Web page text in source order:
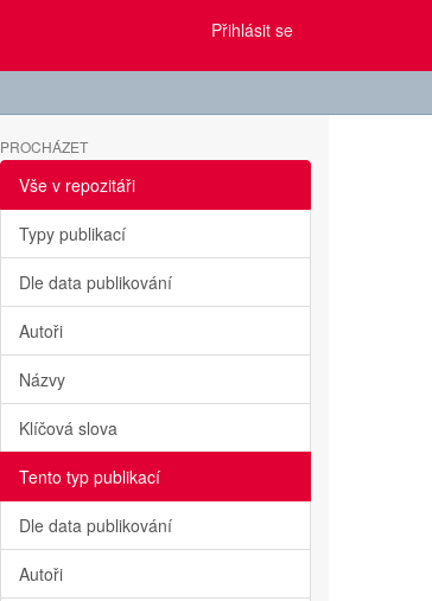
Přihlásit se
PROCHÁZET
Vše v repozitáři
Typy publikací
Dle data publikování
Autoři
Názvy
Klíčová slova
Tento typ publikací
Dle data publikování
Autoři